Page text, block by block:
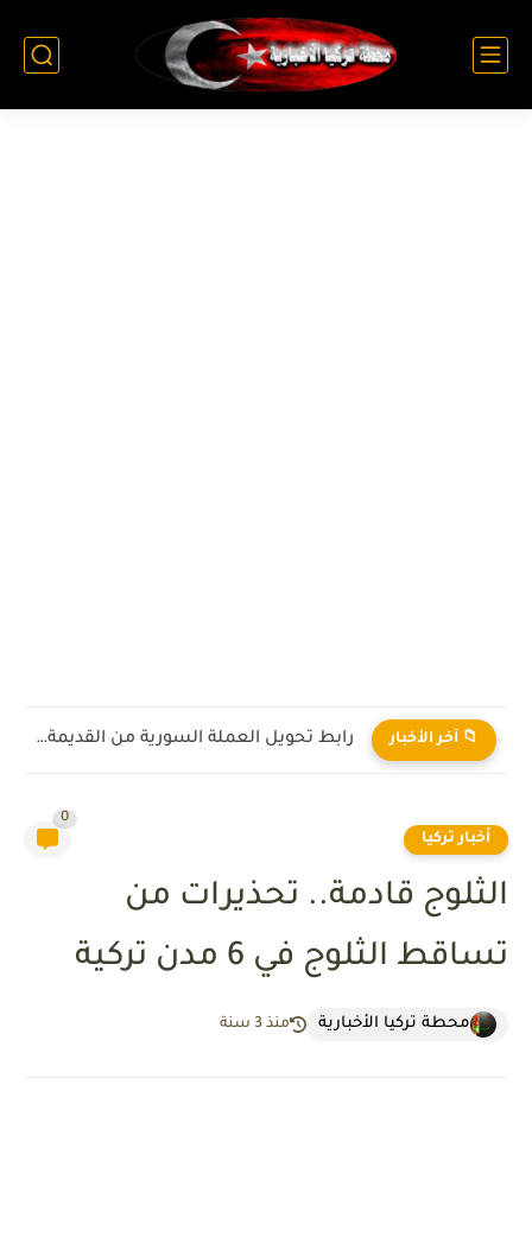
📁 آخر الأخبار رابط تحويل العملة السورية من القديمة إلى الجديدة 2026
أخبار تركيا
0
الثلوج قادمة.. تحذيرات من
تساقط الثلوج في 6 مدن تركية
محطة تركيا الأخبارية منذ 3 سنة